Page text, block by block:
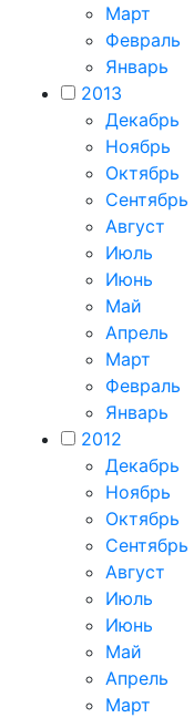
Март
Февраль
Январь
2013
Декабрь
Ноябрь
Октябрь
Сентябрь
Август
Июль
Июнь
Май
Апрель
Март
Февраль
Январь
2012
Декабрь
Ноябрь
Октябрь
Сентябрь
Август
Июль
Июнь
Май
Апрель
Март